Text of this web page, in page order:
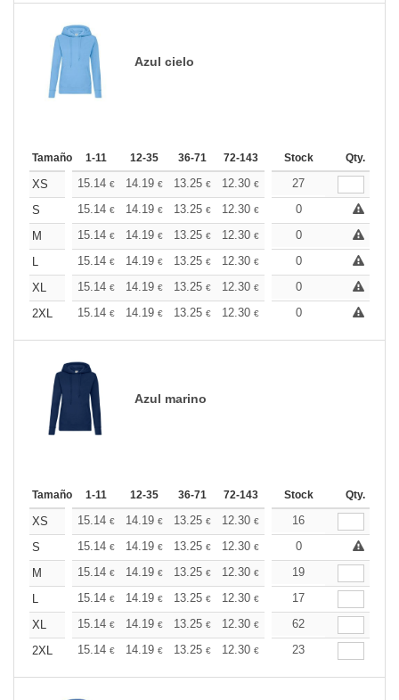
Azul cielo
Tamaño 1-11 12-35 36-71 72-143 144-287 288 +
Stock Qty.
XS 15.14 € 14.19 € 13.25 € 12.30 € 11.36€
27
S
15.14 € 14.19 € 13.25 € 12.30 € 11.36 €
0
M
15.14 € 14.19 € 13.25 € 12.30 € 11.36 €
0
L
15.14 € 14.19 € 13.25 € 12.30 € 11.36 €
0
XL
15.14 € 14.19 € 13.25 € 12.30 € 11.36 €
0
2XL
15.14 € 14.19 € 13.25 € 12.30 € 11.36 €
0
Azul marino
Tamaño 1-11 12-35 36-71 72-143 144-287 288 +
Stock Qty.
XS 15.14 € 14.19 € 13.25 € 12.30 € 11.36€
16
S
15.14 € 14.19 € 13.25 € 12.30 € 11.36 €
0
M
15.14 € 14.19 € 13.25 € 12.30 € 11.36€
19
L
15.14 € 14.19 € 13.25 € 12.30 € 11.36€
17
XL
15.14 € 14.19 € 13.25 € 12.30 € 11.36€
62
2XL
15.14 € 14.19 € 13.25 € 12.30 € 11.36€
23